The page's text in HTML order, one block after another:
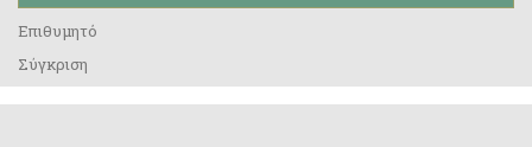
Επιθυμητό
Σύγκριση